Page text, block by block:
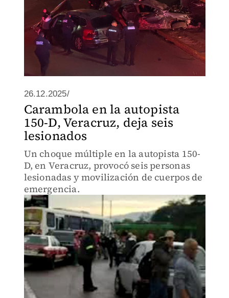
26.12.2025/
Carambola en la autopista
150-D, Veracruz, deja seis
lesionados
Un choque múltiple en la autopista 150-
D, en Veracruz, provocó seis personas
lesionadas y movilización de cuerpos de
emergencia.